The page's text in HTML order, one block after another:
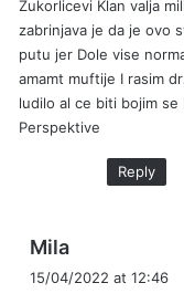
Zukorlicevi Klan valja
zabrinjava je da je ovo
putu jer Dole vise
amamt muftije I rasim
ludilo al ce biti bojim se
Perspektive
Reply
Mila
a
15/04/2022 at 12:46